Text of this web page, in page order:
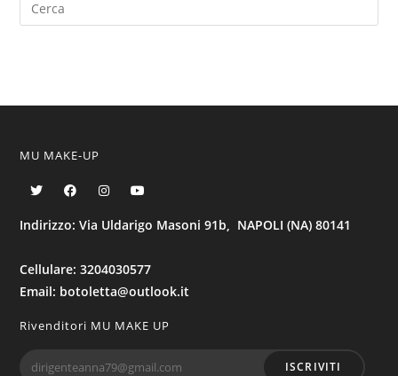
MU MAKE-UP
Indirizzo: Via Uldarigo Masoni 91b, NAPOLI (NA) 80141
Cellulare: 3204030577
Email: botoletta@outlook.it
Rivenditori MU MAKE UP
ISCRIVITI